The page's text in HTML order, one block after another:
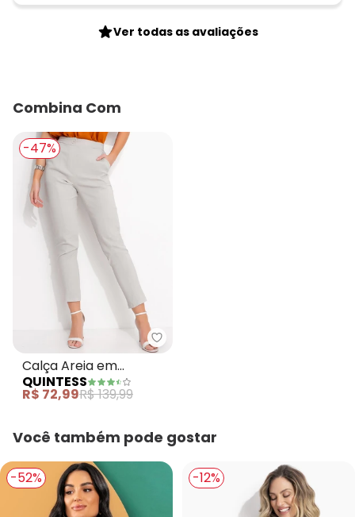
Ver todas as avaliações
Combina Com
-47%
Quintess - Calça Areia em
Calça Areia em
Bengaline
QUINTESS
R$ 72,99R$ 139,99
Você também pode gostar
-52% -12%